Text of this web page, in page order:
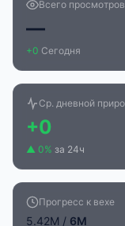
Всего просмотров
—
+0 Сегодня
Ср. дневной
+0
▲ 0% за 24ч
Прогресс к вехе
5.42M / 6M